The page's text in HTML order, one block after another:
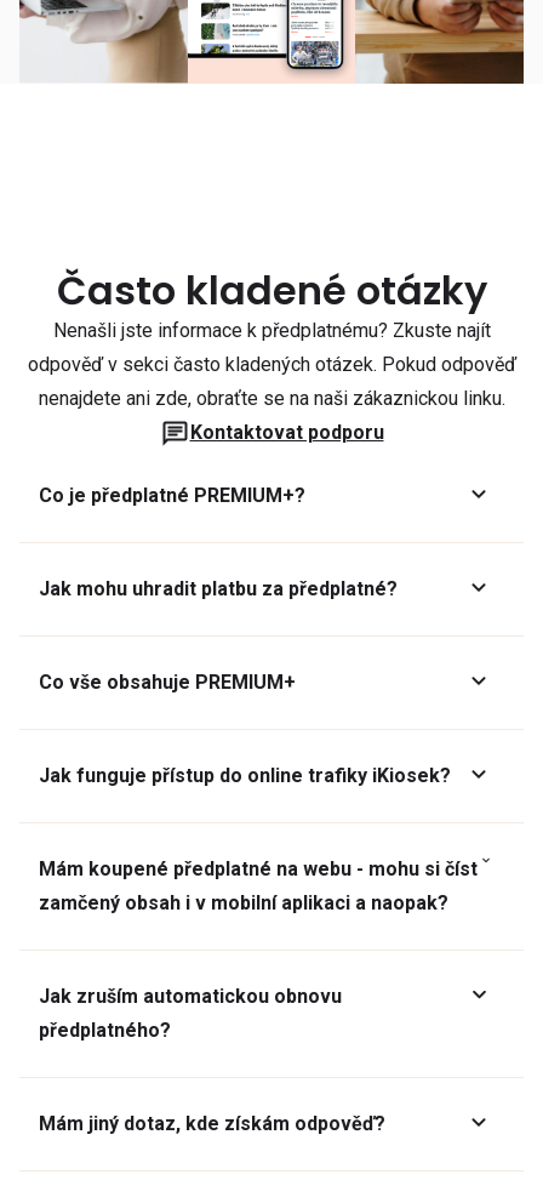
Často kladené otázky
Nenašli jste informace k předplatnému? Zkuste najít
odpověď v sekci často kladených otázek. Pokud odpověď
nenajdete ani zde, obraťte se na naši zákaznickou linku.
Kontaktovat podporu
Co je předplatné PREMIUM+?
Jak mohu uhradit platbu za předplatné?
Co vše obsahuje PREMIUM+
Jak funguje přístup do online trafiky iKiosek?
Mám koupené předplatné na webu - mohu si číst
zamčený obsah i v mobilní aplikaci a naopak?
Jak zruším automatickou obnovu
předplatného?
Mám jiný dotaz, kde získám odpověď?